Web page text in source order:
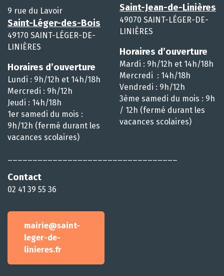
9 rue du Lavoir
Saint-Léger-des-Bois
49170 SAINT-LÉGER-DE-
LINIÈRES
Horaires d’ouverture
Lundi : 9h/12h et 14h/18h
Mercredi : 9h/12h
Jeudi : 14h/18h
1er samedi du mois :
9h/12h (fermé durant les
vacances scolaires)
Contact
02 41 39 55 36
mairie@saint-
leger-de-
linieres.fr
Saint-Jean-de-Linières
49070 SAINT-LÉGER-DE-
LINIÈRES
Horaires d’ouverture
Mardi : 9h/12h et 14h/18h
Mercredi : 14h/18h
Vendredi : 9h/12h
3ème samedi du mois : 9h
/ 12h (fermé durant les
vacances scolaires)